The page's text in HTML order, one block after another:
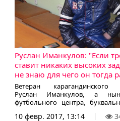
Руслан Иманкулов: "Если
ставит никаких высоких
не знаю для чего он тогда
Ветеран карагандинского
Руслан Иманкулов, а
футбольного центра,
на вопросы пресс-
10 февр. 2017, 13:14